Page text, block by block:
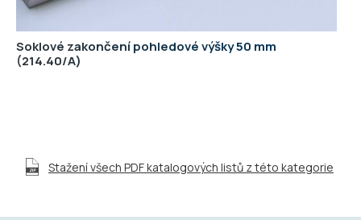
Soklové zakončení pohledové výšky 50 mm
214.40/A
Stažení všech PDF katalogových listů z této kategorie